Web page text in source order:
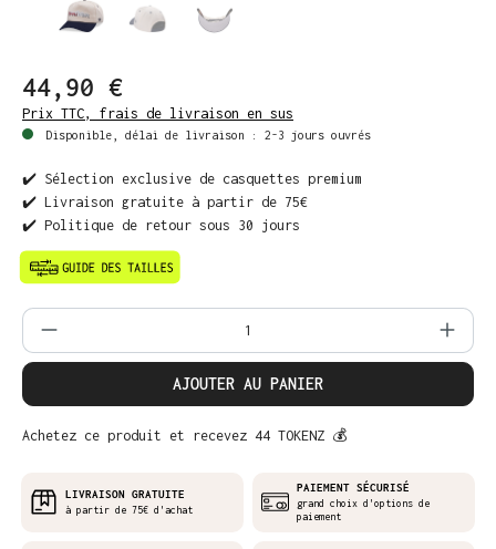
44,90 €
Prix TTC, frais de livraison en sus
Disponible, délai de livraison : 2-3 jours ouvrés
✔️ Sélection exclusive de casquettes premium
✔️ Livraison gratuite à partir de 75€
✔️ Politique de retour sous 30 jours
Quantité de produit : Entrez la
AJOUTER AU PANIER
Achetez ce produit et recevez 44 TOKENZ 💰
LIVRAISON GRATUITE
à partir de 75€ d'achat
PAIEMENT SÉCURISÉ
grand choix d'options de
paiement